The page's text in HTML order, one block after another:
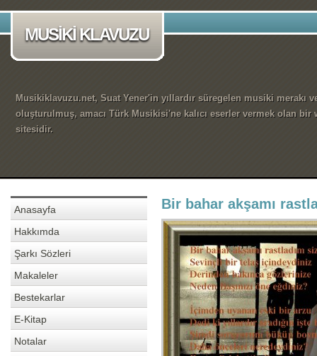
MUSİKİ KLAVUZU
Musikiklavuzu.net, Suat Yener'in yıllardır süregelen musiki merakı
oluşturulmuş, amacı Türk Musikisi'ne kalıcı eserler vermek olan bir
sitesidir.
Anasayfa
Hakkımda
Şarkı Sözleri
Makaleler
Bestekarlar
E-Kitap
Notalar
Bir bahar akşamı